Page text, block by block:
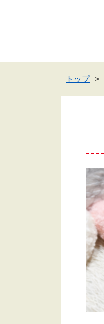
トップ